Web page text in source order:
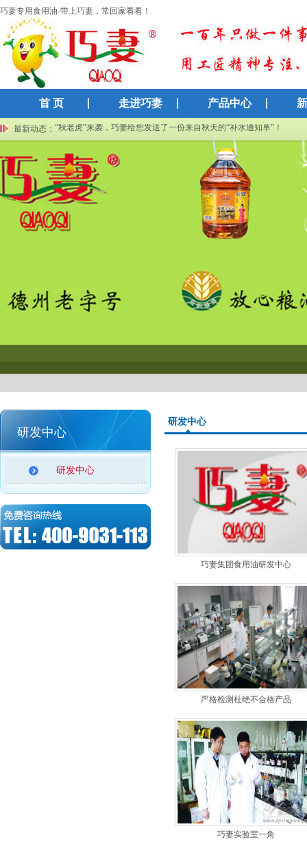
巧妻专用食用油-带上巧妻，常回家看看！
首 页 走进巧妻 产品中心
最新动态：
巧妻集团再获高新技术企业认证：以科技创新赋能传统粮油产业
“秋老虎”来袭，巧妻给您发送了一份来自秋天的“补水通知单”！
研发中心
研发中心
研发中心
巧妻集团食用油研发中心
严格检测杜绝不合格产品
巧妻实验室一角